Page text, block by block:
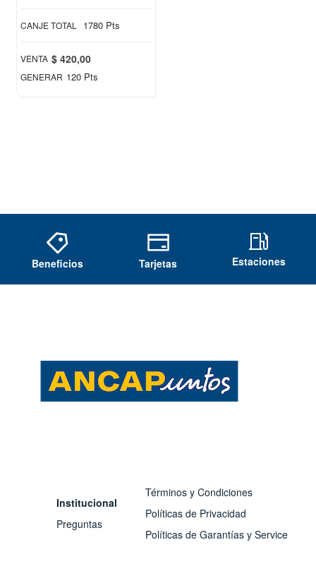
CANJE TOTAL 1780 Pts
VENTA $ 420,00
GENERAR 120 Pts
Beneficios Tarjetas Estaciones
Institucional
Preguntas
Términos y Condiciones
Políticas de Privacidad
Políticas de Garantías y Service